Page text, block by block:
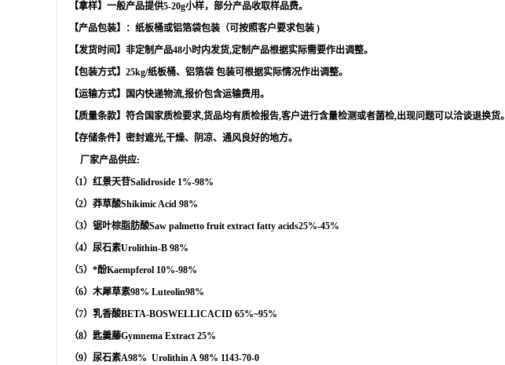
【拿样】一般产品提供5-20g小样，部分产品收取样品费。
【产品包装】：纸板桶或铝箔袋包装（可按照客户要求包装 )
【发货时间】非定制产品48小时内发货,定制产品根据实际需要作出调整。
【包装方式】 25kg/纸板桶、铝箔袋 包装可根据实际情况作出调整。
【运输方式】国内快递物流,报价包含运输费用。
【质量条款】符合国家质检要求,货品均有质检报告,客户进行含量检测或者菌检,出现问题可以洽谈退换货。
【存储条件】密封遮光,干燥、阴凉、通风良好的地方。
厂家产品供应:
（1）红景天苷Salidroside 1%-98%
（2）莽草酸Shikimic Acid 98%
（3）锯叶棕脂肪酸Saw palmetto fruit extract fatty acids25%-45%
（4） 尿石素Urolithin-B 98%
（5）*酚Kaempferol 10%-98%
（6）木犀草素98% Luteolin98%
（7）乳香酸BETA-BOSWELLICACID 65%~95%
（8）匙羹藤Gymnema Extract 25%
（9）尿石素A98% Urolithin A 98% 1143-70-0